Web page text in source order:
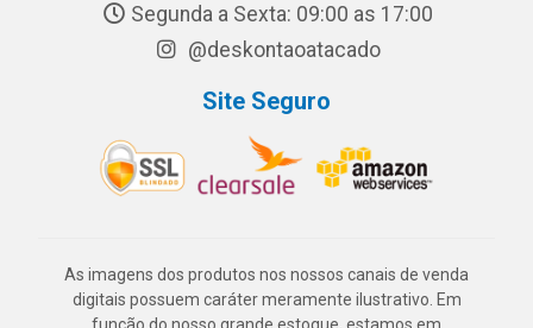
Segunda a Sexta: 09:00 as 17:00
@deskontaoatacado
Site Seguro
As imagens dos produtos nos nossos canais de venda
digitais possuem caráter meramente ilustrativo. Em